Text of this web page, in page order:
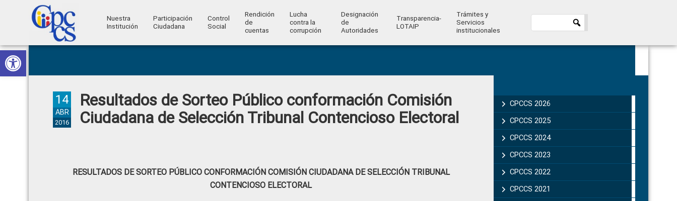
Abrir barra de herramientas
Skip
to
primary
Skip
to
main
Skip
to
primary
Skip
to
footer
Ciudadana
Control
Ciudadano
Nuestra
Institución
Participación
Ciudadana
Control
Social
Rendición
de
cuentas
Lucha
contra la
corrupción
Designación
de
Autoridades
Transparencia-
LOTAIP
Trámites y
Servicios
institucionales
Resultados de Sorteo Público conformación Comisión
Ciudadana de Selección Tribunal Contencioso Electoral
14
ABR
2016
RESULTADOS DE SORTEO PÚBLICO CONFORMACIÓN COMISIÓN CIUDADANA DE SELECCIÓN TRIBUNAL
CONTENCIOSO ELECTORAL
Sidebar
CPCCS 2026
CPCCS 2025
CPCCS 2024
CPCCS 2023
CPCCS 2022
CPCCS 2021